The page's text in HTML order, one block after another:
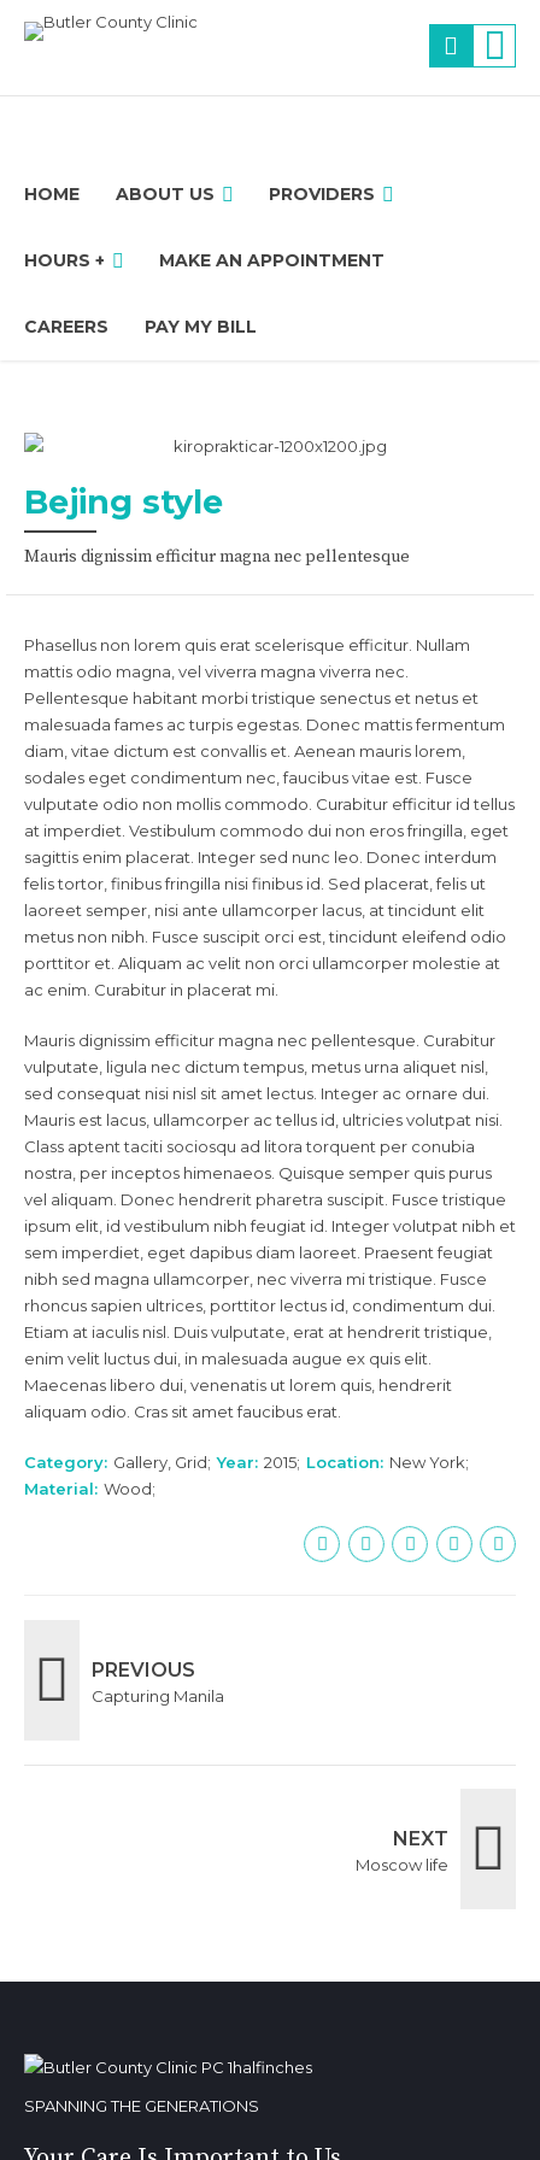
HOME ABOUT US PROVIDERS
HOURS + MAKE AN APPOINTMENT
CAREERS PAY MY BILL
Bejing style
Mauris dignissim efficitur magna nec pellentesque
Phasellus non lorem quis erat scelerisque efficitur. Nullam
mattis odio magna, vel viverra magna viverra nec.
Pellentesque habitant morbi tristique senectus et netus et
malesuada fames ac turpis egestas. Donec mattis fermentum
diam, vitae dictum est convallis et. Aenean mauris lorem,
sodales eget condimentum nec, faucibus vitae est. Fusce
vulputate odio non mollis commodo. Curabitur efficitur id tellus
at imperdiet. Vestibulum commodo dui non eros fringilla, eget
sagittis enim placerat. Integer sed nunc leo. Donec interdum
felis tortor, finibus fringilla nisi finibus id. Sed placerat, felis ut
laoreet semper, nisi ante ullamcorper lacus, at tincidunt elit
metus non nibh. Fusce suscipit orci est, tincidunt eleifend odio
porttitor et. Aliquam ac velit non orci ullamcorper molestie at
ac enim. Curabitur in placerat mi.
Mauris dignissim efficitur magna nec pellentesque. Curabitur
vulputate, ligula nec dictum tempus, metus urna aliquet nisl,
sed consequat nisi nisl sit amet lectus. Integer ac ornare dui.
Mauris est lacus, ullamcorper ac tellus id, ultricies volutpat nisi.
Class aptent taciti sociosqu ad litora torquent per conubia
nostra, per inceptos himenaeos. Quisque semper quis purus
vel aliquam. Donec hendrerit pharetra suscipit. Fusce tristique
ipsum elit, id vestibulum nibh feugiat id. Integer volutpat nibh et
sem imperdiet, eget dapibus diam laoreet. Praesent feugiat
nibh sed magna ullamcorper, nec viverra mi tristique. Fusce
rhoncus sapien ultrices, porttitor lectus id, condimentum dui.
Etiam at iaculis nisl. Duis vulputate, erat at hendrerit tristique,
enim velit luctus dui, in malesuada augue ex quis elit.
Maecenas libero dui, venenatis ut lorem quis, hendrerit
aliquam odio. Cras sit amet faucibus erat.
Category Gallery, Grid Year 2015 Location
New York
Material Wood
PREVIOUS
Capturing Manila
NEXT
Moscow life
SPANNING THE GENERATIONS